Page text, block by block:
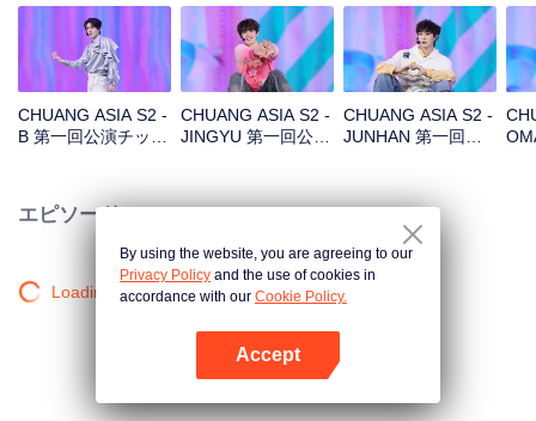
CHUANG ASIA S2 -
B 第一回公演チッケ
CHUANG ASIA S2 -
JINGYU 第一回公演
CHUANG ASIA S2 -
JUNHAN 第一回公
エピソード
Loading…
By using the website, you are agreeing to our
Privacy Policy and the use of cookies in
accordance with our Cookie Policy.
Accept